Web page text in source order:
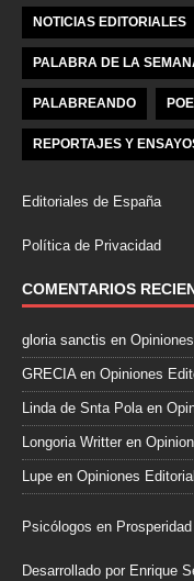
NOTICIAS EDITORIALES
PALABRA DE LA
PALABREANDO
REPORTAJES Y
Editoriales de España
Política de Privacidad
COMENTARIOS
gloria sanctis en
GRECIAen Opiniones
Linda de Snta Polaen
Longoria Writter en
Lupe en Opiniones
Psicólogos en Prosperidad
Desarrollado por Enrique